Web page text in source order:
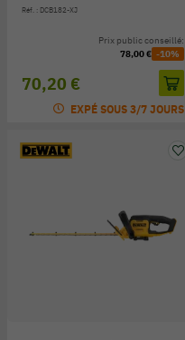
Réf. : DCB182-XJ
70,20 €
Prix public conseillé:
78,00 € -10%
EXPÉ SOUS 3/7 JOURS